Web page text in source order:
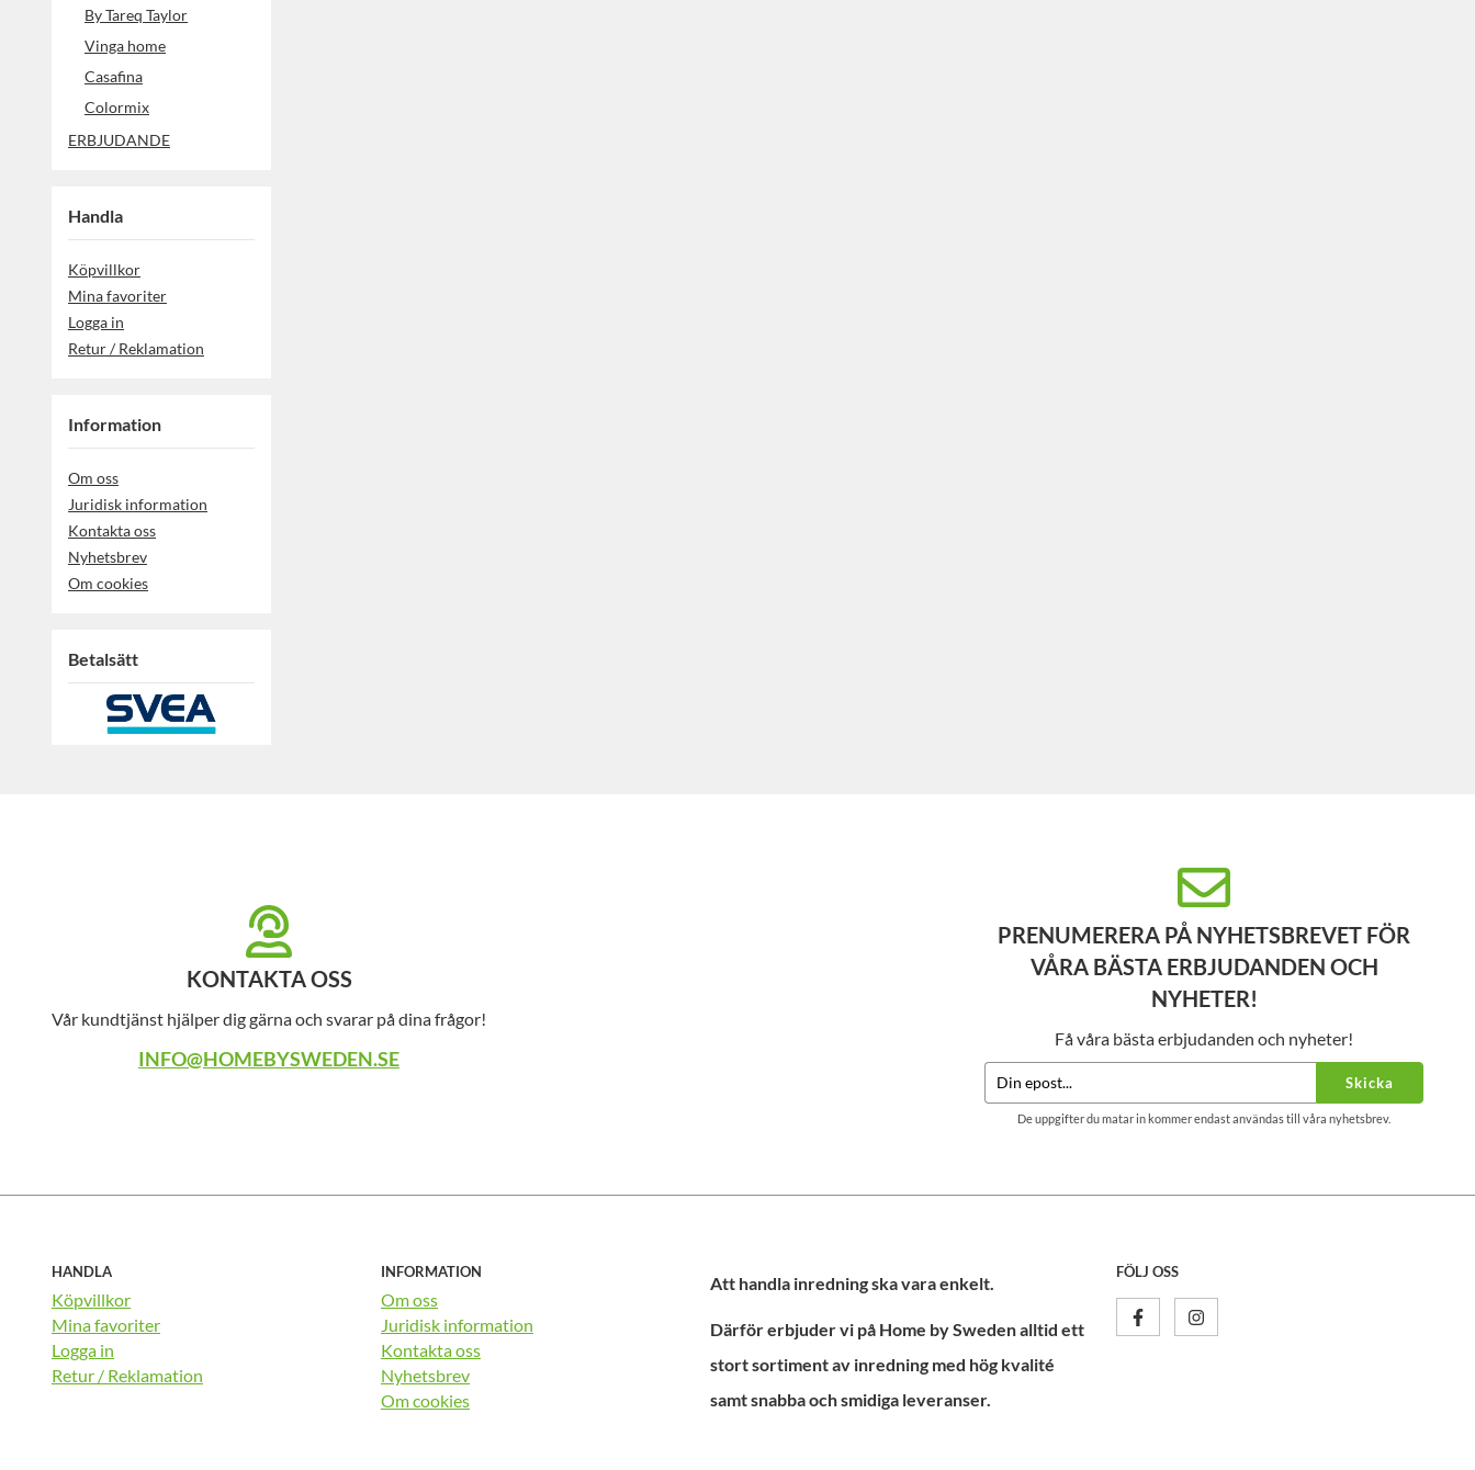
By Tareq Taylor
Vinga home
Casafina
Colormix
ERBJUDANDE
Handla
Köpvillkor
Mina favoriter
Logga in
Retur / Reklamation
Information
Om oss
Juridisk information
Kontakta oss
Nyhetsbrev
Om cookies
Betalsätt
KONTAKTA OSS
Vår kundtjänst hjälper dig gärna och svarar på dina frågor!
INFO@HOMEBYSWEDEN.SE
PRENUMERERA PÅ NYHETSBREVET FÖR
VÅRA BÄSTA ERBJUDANDEN OCH
NYHETER!
Få våra bästa erbjudanden och nyheter!
Skicka
De uppgifter du matar in kommer endast användas till våra nyhetsbrev.
HANDLA
Köpvillkor
Mina favoriter
Logga in
Retur / Reklamation
INFORMATION
Om oss
Juridisk information
Kontakta oss
Nyhetsbrev
Om cookies
Att handla inredning ska vara enkelt.
Därför erbjuder vi på Home by Sweden alltid ett
stort sortiment av inredning med hög kvalité
samt snabba och smidiga leveranser.
FÖLJ OSS